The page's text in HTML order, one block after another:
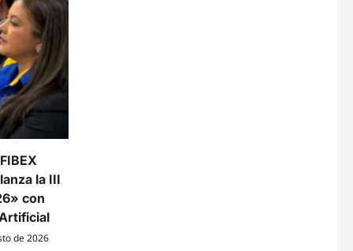
la III
con
de 2026